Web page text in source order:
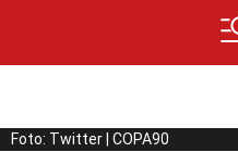
Foto: Twitter | COPA90